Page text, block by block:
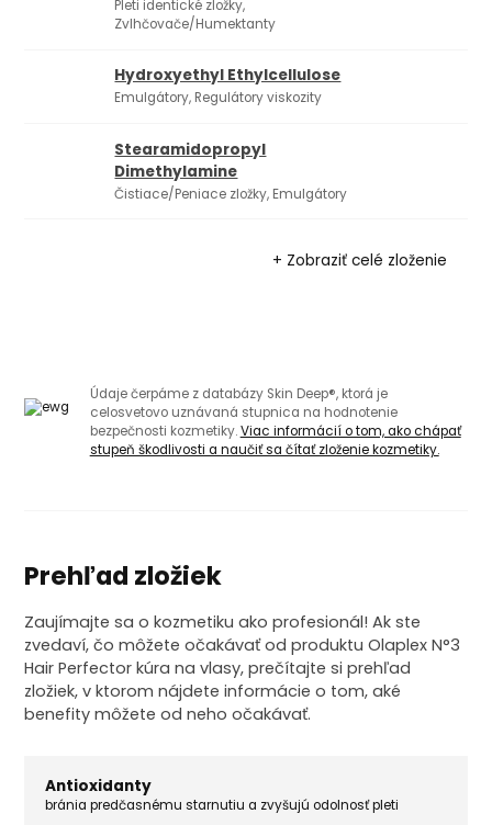
Pleti identické zložky,
Zvlhčovače/Humektanty
Hydroxyethyl Ethylcellulose
Emulgátory, Regulátory viskozity
Stearamidopropyl
Dimethylamine
Čistiace/Peniace zložky, Emulgátory
+ Zobraziť celé zloženie
Údaje čerpáme z databázy Skin Deep®, ktorá je
celosvetovo uznávaná stupnica na hodnotenie
bezpečnosti kozmetiky.Viac informácií o tom, ako chápať
stupeň škodlivosti a naučiť sa čítať zloženie kozmetiky.
Prehľad zložiek
Zaujímajte sa o kozmetiku ako profesionál! Ak ste
zvedaví, čo môžete očakávať od produktu Olaplex N°3
Hair Perfector kúra na vlasy, prečítajte si prehľad
zložiek, v ktorom nájdete informácie o tom, aké
benefity môžete od neho očakávať.
Antioxidanty
bránia predčasnému starnutiu a zvyšujú odolnosť pleti